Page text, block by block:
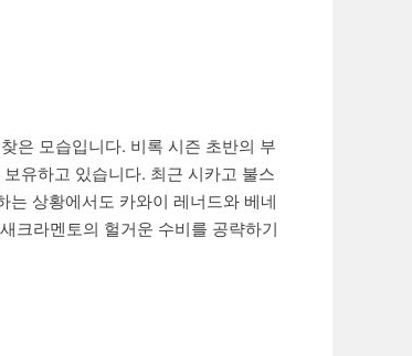
은 모습입니다. 비록 시즌 초반의 부
보유하고 있습니다. 최근 시카고 불스
는 상황에서도 카와이 레너드와 베네
크라멘토의 헐거운 수비를 공략하기